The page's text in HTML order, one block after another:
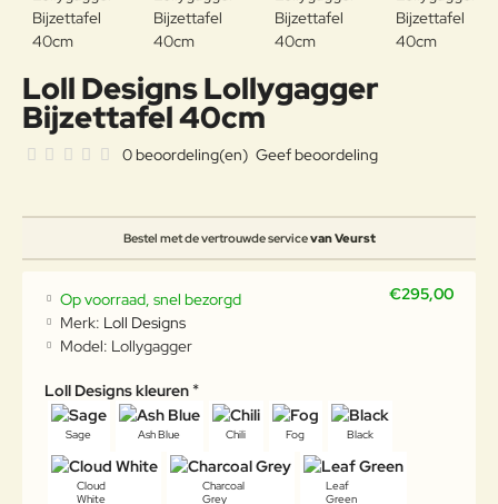
Loll Designs Lollygagger
Bijzettafel 40cm
Bestel met de vertrouwde servicevan Veurst
0 beoordeling(en) Geef beoordeling
€295,00
Op voorraad, snel bezorgd
Merk: Loll Designs
Model: Lollygagger
Loll Designs kleuren
Sage Ash Blue Chili Fog Black
Cloud
White
Charcoal
Grey
Leaf
Green